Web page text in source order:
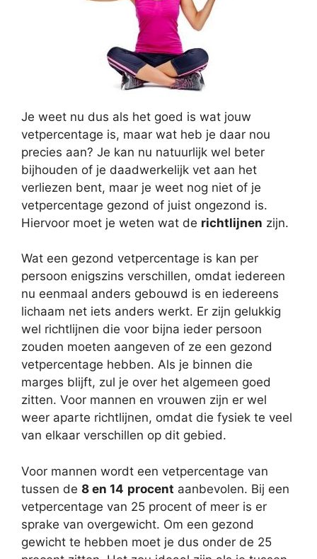
Je weet nu dus als het goed is wat jouw
vetpercentage is, maar wat heb je daar nou
precies aan? Je kan nu natuurlijk wel beter
bijhouden of je daadwerkelijk vet aan het
verliezen bent, maar je weet nog niet of je
vetpercentage gezond of juist ongezond is.
Hiervoor moet je weten wat de richtlijnen zijn.
Wat een gezond vetpercentage is kan per
persoon enigszins verschillen, omdat iedereen
nu eenmaal anders gebouwd is en iedereens
lichaam net iets anders werkt. Er zijn gelukkig
wel richtlijnen die voor bijna ieder persoon
zouden moeten aangeven of ze een gezond
vetpercentage hebben. Als je binnen die
marges blijft, zul je over het algemeen goed
zitten. Voor mannen en vrouwen zijn er wel
weer aparte richtlijnen, omdat die fysiek te veel
van elkaar verschillen op dit gebied.
Voor mannen wordt een vetpercentage van
tussen de 8 en 14 procent aanbevolen. Bij een
vetpercentage van 25 procent of meer is er
sprake van overgewicht. Om een gezond
gewicht te hebben moet je dus onder de 25